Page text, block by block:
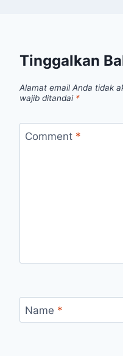
Tinggalkan
Alamat email Anda tidak
wajib ditandai *
Comment *
Name *